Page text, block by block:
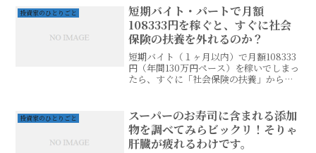
す。表示されたメニューの右側に
「Python 3....
投資家のひとりごと
短期バイト・パートで月額
108333円を稼ぐと、すぐに社会
保険の扶養を外れるのか？
短期バイト（１ヶ月以内）で月額108333
円（年間130万円ペース）を稼いでしまっ
たら、すぐに「社会保険の扶養」から外
備で、奥様が旦那さんが扶養として加入
しているケース...
投資家のひとりごと
スーパーのお寿司に含まれる添加
物を調べてみらビックリ！そりゃ
肝臓が疲れるわけです。